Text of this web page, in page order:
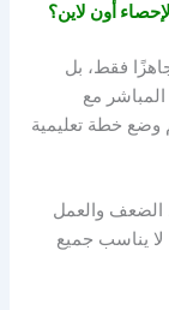
أون لاين؟
فقط، بل
المباشر مع
وضع خطة تعليمية
الضعف والعمل
لا يناسب جميع